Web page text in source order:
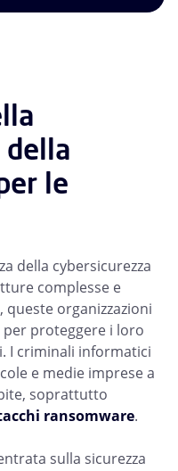
della
le
della cybersicurezza
complesse e
organizzazioni
proteggere i loro
I criminali informatici
e medie imprese a
soprattutto
ransomware.
sulla sicurezza